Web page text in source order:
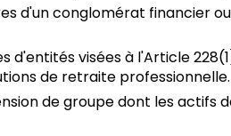
d'un conglomérat financier
d'entités visées à l'Article
de retraite professionnelle.
de groupe dont les actifs